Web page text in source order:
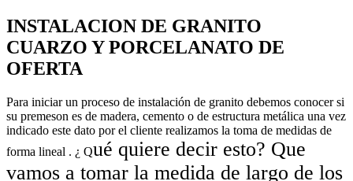
INSTALACION DE GRANITO
CUARZO Y PORCELANATO DE
OFERTA
Para iniciar un proceso de instalación de granito debemos conocer si
su premeson es de madera, cemento o de estructura metálica una vez
indicado este dato por el cliente realizamos la toma de medidas de
forma lineal . ¿ Qué quiere decir esto? Que
vamos a tomar la medida de largo de los